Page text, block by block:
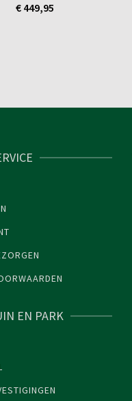
€ 449,95
EN PARK